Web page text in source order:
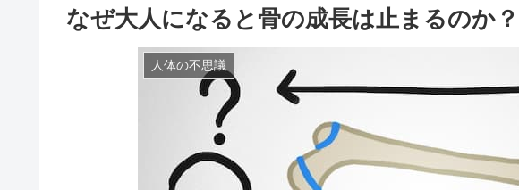
なぜ大人になると骨の成長は止まるのか？
人体の不思議